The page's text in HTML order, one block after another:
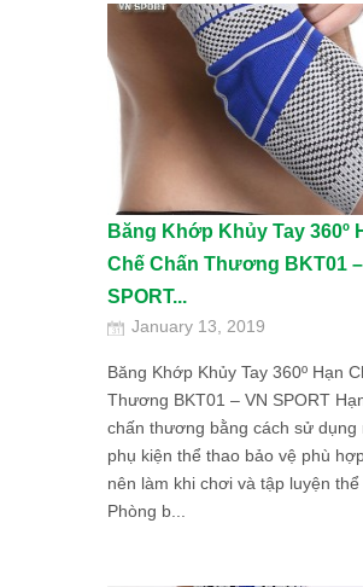
Băng Khớp Khủy Tay 360º
Chế Chấn Thương BKT01 –
SPORT...
January 13, 2019
Băng Khớp Khủy Tay 360º Hạn
Thương BKT01 – VN SPORT
chấn thương bằng cách sử dụng
phụ kiện thể thao bảo vệ phù
nên làm khi chơi và tập luyện thể
Phòng b...